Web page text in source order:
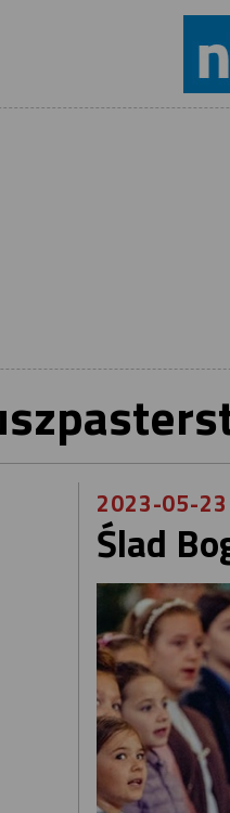
2023-05-23
Ślad